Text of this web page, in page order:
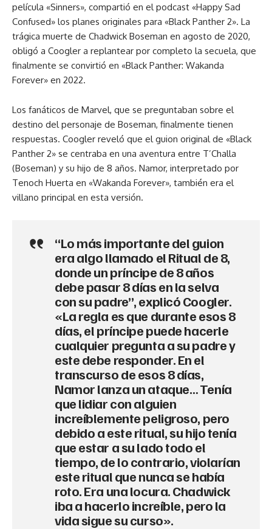
película «Sinners», compartió en el podcast «Happy Sad
Confused» los planes originales para «Black Panther 2». La
trágica muerte de Chadwick Boseman en agosto de 2020,
obligó a Coogler a replantear por completo la secuela, que
finalmente se convirtió en «Black Panther: Wakanda
Forever» en 2022.
Los fanáticos de Marvel, que se preguntaban sobre el
destino del personaje de Boseman, finalmente tienen
respuestas. Coogler reveló que el guion original de «Black
Panther 2» se centraba en una aventura entre T’Challa
(Boseman) y su hijo de 8 años. Namor, interpretado por
Tenoch Huerta en «Wakanda Forever», también era el
villano principal en esta versión.
“Lo más importante del guion
era algo llamado el Ritual de 8,
donde un príncipe de 8 años
debe pasar 8 días en la selva
con su padre”, explicó Coogler.
«La regla es que durante esos 8
días, el príncipe puede hacerle
cualquier pregunta a su padre y
este debe responder. En el
transcurso de esos 8 días,
Namor lanza un ataque… Tenía
que lidiar con alguien
increíblemente peligroso, pero
debido a este ritual, su hijo tenía
que estar a su lado todo el
tiempo, de lo contrario, violarían
este ritual que nunca se había
roto. Era una locura. Chadwick
iba a hacerlo increíble, pero la
vida sigue su curso».